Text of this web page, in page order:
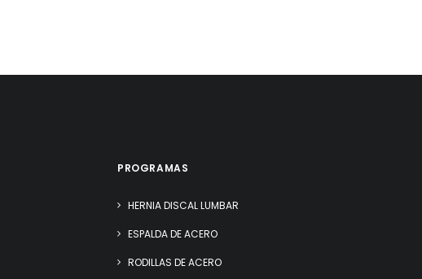
PROGRAMAS
HERNIA DISCAL LUMBAR
ESPALDA DE ACERO
RODILLAS DE ACERO